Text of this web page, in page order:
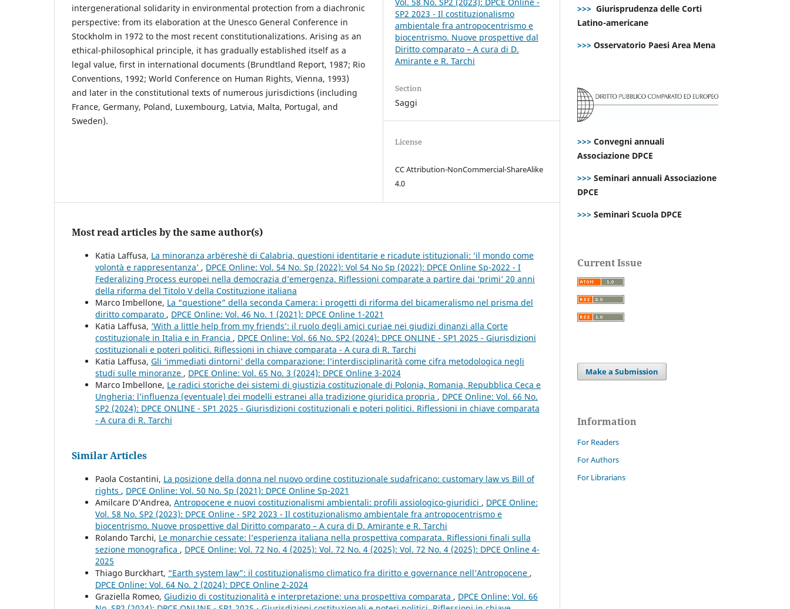
intergenerational solidarity in environmental protection from a diachronic
perspective: from its elaboration at the Unesco General Conference in
Stockholm in 1972 to the most recent constitutionalizations. Arising as an
ethical-philosophical principle, it has gradually established itself as a
legal value, first in international documents (Brundtland Report, 1987; Rio
Conventions, 1992; World Conference on Human Rights, Vienna, 1993)
and later in the constitutional texts of numerous jurisdictions (including
France, Germany, Poland, Luxembourg, Latvia, Malta, Portugal, and
Sweden).
Vol. 58 No. SP2 (2023): DPCE Online -
SP2 2023 - Il costituzionalismo
ambientale fra antropocentrismo e
biocentrismo. Nuove prospettive dal
Diritto comparato – A cura di D.
Amirante e R. Tarchi
Section
Saggi
License
CC Attribution-NonCommercial-ShareAlike
4.0
Most read articles by the same author(s)
Katia Laffusa, La minoranza arbëreshë di Calabria, questioni identitarie e ricadute istituzionali: ‘il mondo come
volontà e rappresentanza’ , DPCE Online: Vol. 54 No. Sp (2022): Vol 54 No Sp (2022): DPCE Online Sp-2022 - I
Federalizing Process europei nella democrazia d’emergenza. Riflessioni comparate a partire dai ‘primi’ 20 anni
della riforma del Titolo V della Costituzione italiana
Marco Imbellone, La “questione” della seconda Camera: i progetti di riforma del bicameralismo nel prisma del
diritto comparato , DPCE Online: Vol. 46 No. 1 (2021): DPCE Online 1-2021
Katia Laffusa, ‘With a little help from my friends’: il ruolo degli amici curiae nei giudizi dinanzi alla Corte
costituzionale in Italia e in Francia , DPCE Online: Vol. 66 No. SP2 (2024): DPCE ONLINE - SP1 2025 - Giurisdizioni
costituzionali e poteri politici. Riflessioni in chiave comparata - A cura di R. Tarchi
Katia Laffusa, Gli ‘immediati dintorni’ della comparazione: l’interdisciplinarità come cifra metodologica negli
studi sulle minoranze , DPCE Online: Vol. 65 No. 3 (2024): DPCE Online 3-2024
Marco Imbellone, Le radici storiche dei sistemi di giustizia costituzionale di Polonia, Romania, Repubblica Ceca e
Ungheria: l’influenza (eventuale) dei modelli estranei alla tradizione giuridica propria , DPCE Online: Vol. 66 No.
SP2 (2024): DPCE ONLINE - SP1 2025 - Giurisdizioni costituzionali e poteri politici. Riflessioni in chiave comparata
- A cura di R. Tarchi
Similar Articles
Paola Costantini, La posizione della donna nel nuovo ordine costituzionale sudafricano: customary law vs Bill of
rights , DPCE Online: Vol. 50 No. Sp (2021): DPCE Online Sp-2021
Amilcare D’Andrea, Antropocene e nuovi costituzionalismi ambientali: profili assiologico-giuridici , DPCE Online:
Vol. 58 No. SP2 (2023): DPCE Online - SP2 2023 - Il costituzionalismo ambientale fra antropocentrismo e
biocentrismo. Nuove prospettive dal Diritto comparato – A cura di D. Amirante e R. Tarchi
Rolando Tarchi, Le monarchie cessate: l’esperienza italiana nella prospettiva comparata. Riflessioni finali sulla
sezione monografica , DPCE Online: Vol. 72 No. 4 (2025): Vol. 72 No. 4 (2025): Vol. 72 No. 4 (2025): DPCE Online 4-
2025
Thiago Burckhart, “Earth system law”: il costituzionalismo climatico fra diritto e governance nell’Antropocene ,
DPCE Online: Vol. 64 No. 2 (2024): DPCE Online 2-2024
Graziella Romeo, Giudizio di costituzionalità e interpretazione: una prospettiva comparata , DPCE Online: Vol. 66
>>> Giurisprudenza delle Corti
Latino-americane
>>> Osservatorio Paesi Area Mena
>>> Convegni annuali
Associazione DPCE
>>> Seminari annuali Associazione
DPCE
>>> Seminari Scuola DPCE
Current Issue
Make a Submission
Information
For Readers
For Authors
For Librarians